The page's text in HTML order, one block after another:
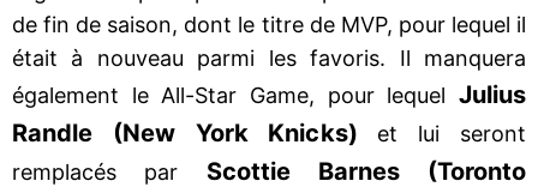
de fin de saison, dont le titre de MVP, pour lequel il
était à nouveau parmi les favoris. Il manquera
également le All-Star Game, pour lequel Julius
Randle (New York Knicks) et lui seront
remplacés par Scottie Barnes (Toronto